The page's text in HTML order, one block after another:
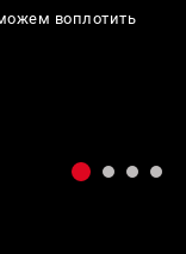
воплотить